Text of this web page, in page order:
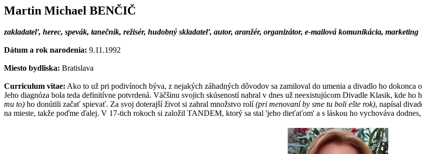
Martin Michael BENČIČ
zakladateľ, herec, spevák, tanečník, režisér, hudobný skladateľ, autor, aranžér, organizátor, e-mailová komunikácia, marketing
Dátum a rok narodenia: 9.11.1992
Miesto bydliska: Bratislava
Curriculum vitae: Ako to už pri podivínoch býva, z nejakých záhadných dôvodov sa zamiloval do umenia a divadlo ho
Jeho diagnóza bola teda definitívne potvrdená. Väčšinu svojich skúseností nabral v dnes už neexistujúcom Divadle Klasik, kde ho
mu to) ho donútili začať spievať. Za svoj doterajší život si zahral množstvo rolí(pri menovaní by sme tu boli ešte rok), napísal
na mieste, takže poďme ďalej. V 17-tich rokoch si založil TANDEM, ktorý sa stal 'jeho dieťaťom' a s láskou ho vychováva